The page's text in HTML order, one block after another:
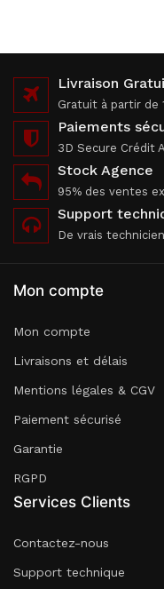
Livraison
Gratuit à partir de
Paiements
3D Secure Crédit
Stock Agence
95% des ventes
Support
De vrais
Mon compte
Mon compte
Livraisons et délais
Mentions légales & CGV
Paiement sécurisé
Garantie
RGPD
Services Clients
Contactez-nous
Support technique